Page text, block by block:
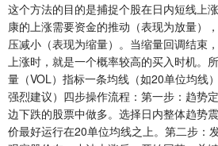
这个方法的目的是捕捉个股在日内短线上
康的上涨需要资金的推动（表现为放量）
压减小（表现为缩量）。当缩量回调结束
上涨时，就是一个概率较高的买入时机。
量（VOL）指标一条均线（如20单位均线
强烈建议）四步操作流程：第一步：趋势
边下跌的股票中做多。选择日内整体趋势
价最好运行在20单位均线之上。第二步：